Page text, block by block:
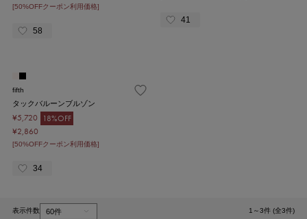
[50%OFFクーポン利用価格]
58
41
fifth
タックバルーンブルゾン
¥5,720
18%OFF
¥2,860
[50%OFFクーポン利用価格]
34
表示件数 1～3件 (全3件)